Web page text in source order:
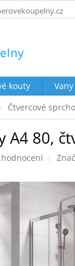
kouty
Čtvercové
A4 80,